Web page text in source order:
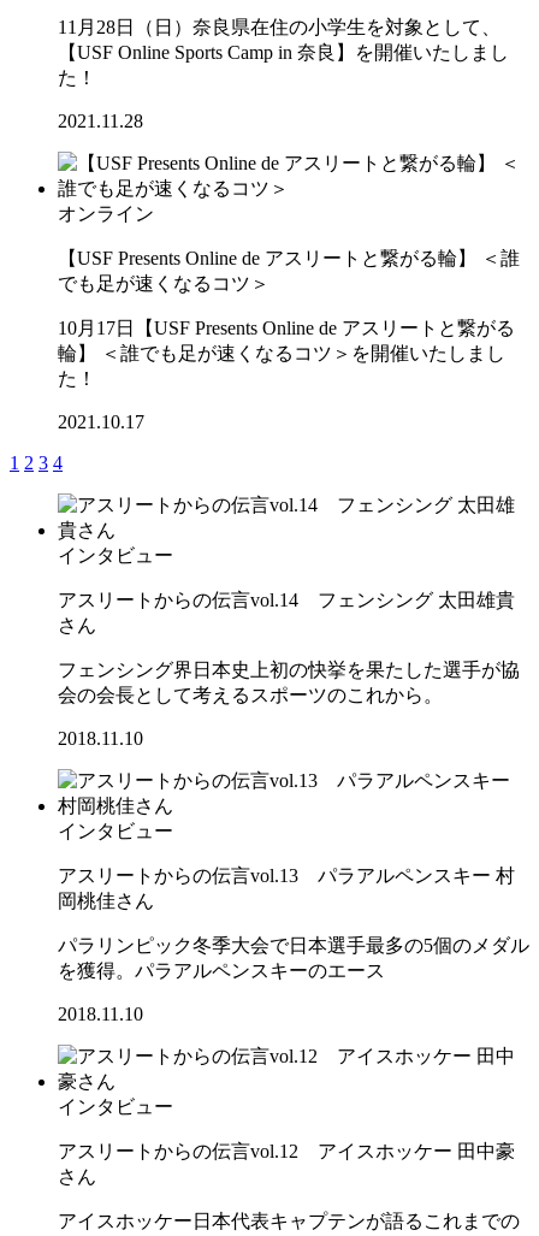
11月28日（日）奈良県在住の小学生を対象として、
【USF Online Sports Camp in 奈良】を開催いたしまし
た！
2021.11.28
オンライン
【USF Presents Online de アスリートと繋がる輪】 ＜誰
でも足が速くなるコツ＞
10月17日【USF Presents Online de アスリートと繋がる
輪】 ＜誰でも足が速くなるコツ＞を開催いたしまし
た！
2021.10.17
1 2 3 4
インタビュー
アスリートからの伝言vol.14 フェンシング 太田雄貴
さん
フェンシング界日本史上初の快挙を果たした選手が協
会の会長として考えるスポーツのこれから。
2018.11.10
インタビュー
アスリートからの伝言vol.13 パラアルペンスキー 村
岡桃佳さん
パラリンピック冬季大会で日本選手最多の5個のメダル
を獲得。パラアルペンスキーのエース
2018.11.10
インタビュー
アスリートからの伝言vol.12 アイスホッケー 田中豪
さん
アイスホッケー日本代表キャプテンが語るこれまでの